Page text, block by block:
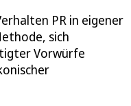
PR in eigener
sich
Vorwürfe